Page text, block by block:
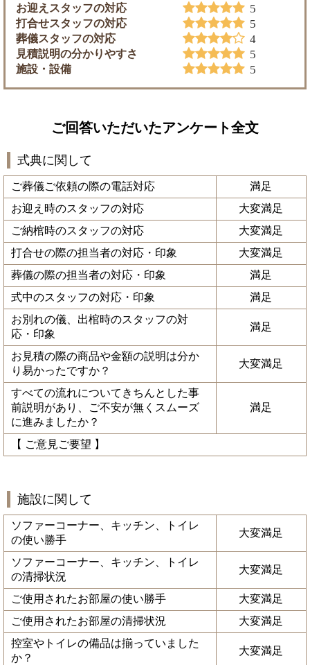
お迎えスタッフの対応 5
打合せスタッフの対応 5
葬儀スタッフの対応 4
見積説明の分かりやすさ 5
施設・設備 5
ご回答いただいたアンケート全文
式典に関して
ご葬儀ご依頼の際の電話対応
満足
お迎え時のスタッフの対応
大変満足
ご納棺時のスタッフの対応
大変満足
打合せの際の担当者の対応・印象
大変満足
葬儀の際の担当者の対応・印象
満足
式中のスタッフの対応・印象
満足
お別れの儀、出棺時のスタッフの対
応・印象
満足
お見積の際の商品や金額の説明は分か
り易かったですか？
大変満足
すべての流れについてきちんとした事
前説明があり、ご不安が無くスムーズ
に進みましたか？
満足
【 ご意見ご要望 】
施設に関して
ソファーコーナー、キッチン、トイレ
の使い勝手
大変満足
ソファーコーナー、キッチン、トイレ
の清掃状況
大変満足
ご使用されたお部屋の使い勝手
大変満足
ご使用されたお部屋の清掃状況
大変満足
控室やトイレの備品は揃っていました
か？
大変満足